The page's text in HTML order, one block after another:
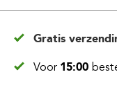
Gratis
Voor 15:00